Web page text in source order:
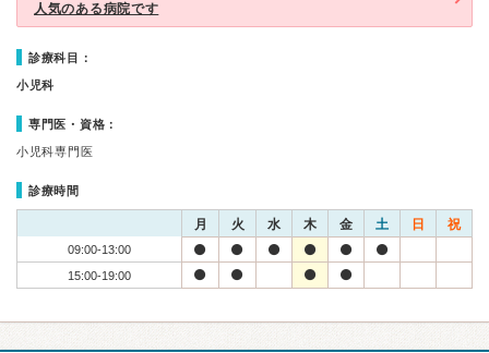
人気のある病院です
診療科目：
小児科
専門医・資格：
小児科専門医
診療時間
月 火 水 木 金 土 日 祝
09:00-13:00
15:00-19:00